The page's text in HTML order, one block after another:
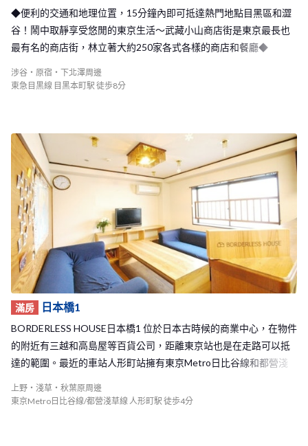
◆便利的交通和地理位置，15分鐘內即可抵達熱門地點目黑區和澀
谷！鬧中取靜享受悠閒的東京生活～武藏小山商店街是東京最長也
最有名的商店街，林立著大約250家各式各樣的商店和餐廳◆
涉谷・原宿・下北澤周邊
東急目黒線 目黑本町駅 徒歩8分
滿房 日本橋1
BORDERLESS HOUSE日本橋1 位於日本古時候的商業中心，在物件
的附近有三越和高島屋等百貨公司，距離東京站也是在走路可以抵
達的範圍。最近的車站人形町站擁有東京Metro日比谷線和都營淺
草，搭電車更只需要六分鐘便可以抵達！ 日本橋1 Share House的木
上野・淺草・秋葉原周邊
東京Metro日比谷線/都營淺草線 人形町駅 徒歩4分